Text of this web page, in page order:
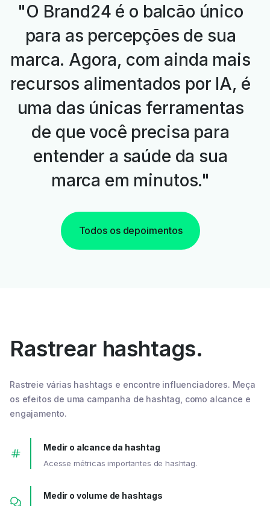
"O Brand24 é o balcão único
para as percepções de sua
marca. Agora, com ainda mais
recursos alimentados por IA, é
uma das únicas ferramentas
de que você precisa para
entender a saúde da sua
marca em minutos."
Todos os depoimentos
Rastrear hashtags.
Rastreie várias hashtags e encontre influenciadores. Meça
os efeitos de uma campanha de hashtag, como alcance e
engajamento.
Medir o alcance da hashtag
Acesse métricas importantes de hashtag.
Medir o volume de hashtags